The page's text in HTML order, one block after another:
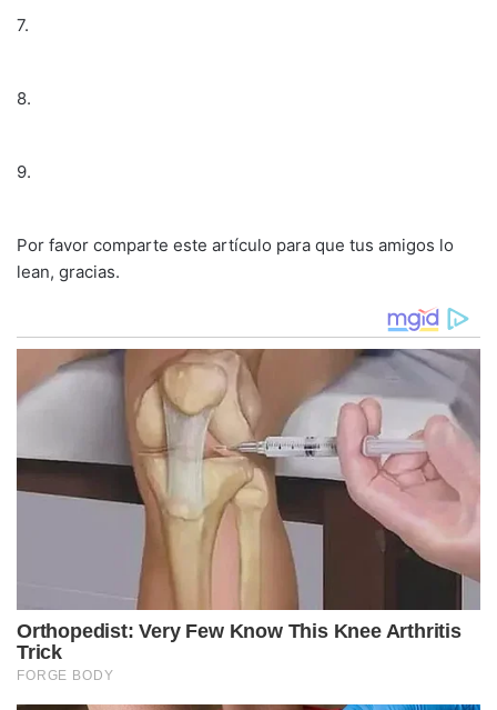
7.
8.
9.
Por favor comparte este artículo para que tus amigos lo
lean, gracias.